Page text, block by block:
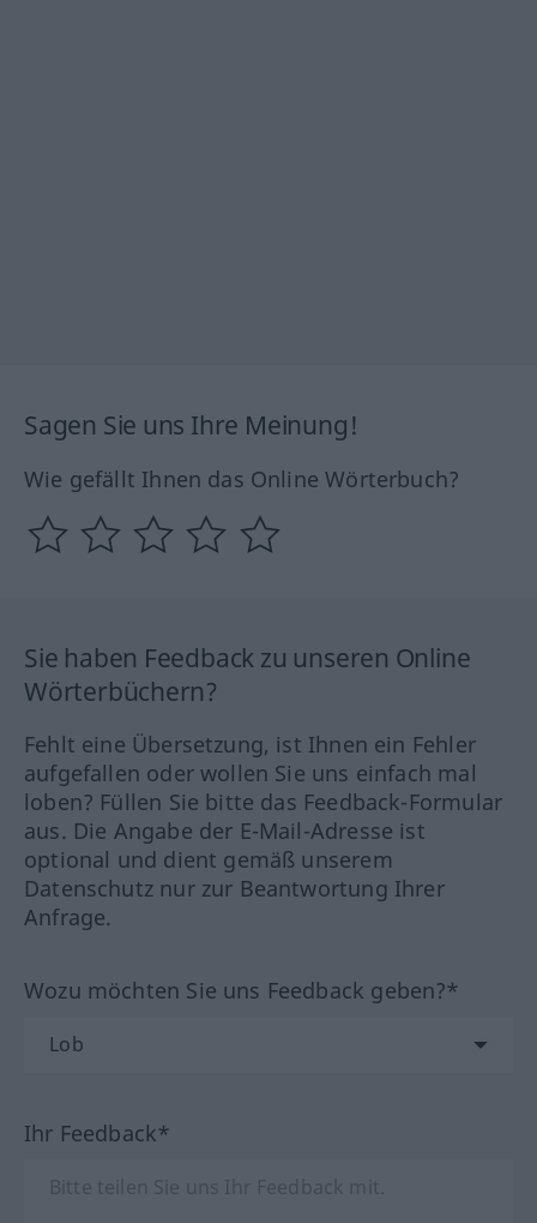
Sagen Sie uns Ihre Meinung!
Wie gefällt Ihnen das Online Wörterbuch?
Sie haben Feedback zu unseren Online
Wörterbüchern?
Fehlt eine Übersetzung, ist Ihnen ein Fehler
aufgefallen oder wollen Sie uns einfach mal
loben? Füllen Sie bitte das Feedback-Formular
aus. Die Angabe der E-Mail-Adresse ist
optional und dient gemäß unserem
Datenschutz nur zur Beantwortung Ihrer
Anfrage.
Wozu möchten Sie uns Feedback geben?*
Ihr Feedback*